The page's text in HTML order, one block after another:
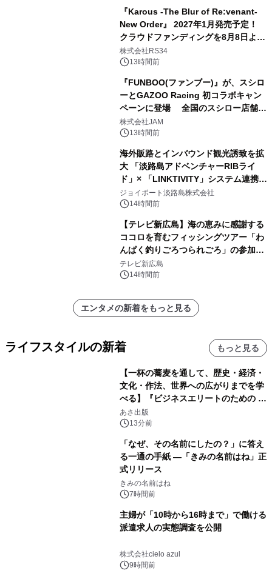
『Karous -The Blur of Re:venant-
New Order』 2027年1月発売予定！
クラウドファンディングを8月8日より
開始
株式会社RS34
13時間前
『FUNBOO(ファンブー)』が、スシロ
ーとGAZOO Racing 初コラボキャン
ペーンに登場 全国のスシロー店舗で
GR 4車種の FUNBOO(ミニカー)付き
メニューが展開されます
株式会社JAM
13時間前
海外販路とインバウンド観光誘致を拡
大 「淡路島アドベンチャーRIBライ
ド」× 「LINKTIVITY」システム連携を
開始！
ジョイポート淡路島株式会社
14時間前
【テレビ新広島】海の恵みに感謝する
ココロを育むフィッシングツアー「わ
んぱく釣りごろつられごろ」の参加小
学生を募集
テレビ新広島
14時間前
エンタメの新着をもっと見る
ライフスタイルの新着 もっと見る
【一杯の蕎麦を通して、歴史・経済・
文化・作法、世界への広がりまでを学
べる】『ビジネスエリートのための 教
養としての蕎麦』2026年8月25日
（火）発売
あさ出版
13分前
「なぜ、その名前にしたの？」に答え
る一通の手紙 ―「きみの名前はね」正
式リリース
きみの名前はね
7時間前
主婦が「10時から16時まで」で働ける
派遣求人の実態調査を公開
株式会社cielo azul
9時間前